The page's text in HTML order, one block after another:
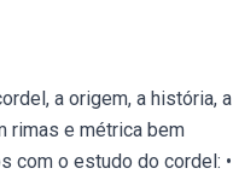
a origem, a história, a
rimas e métrica bem
com o estudo do cordel: •